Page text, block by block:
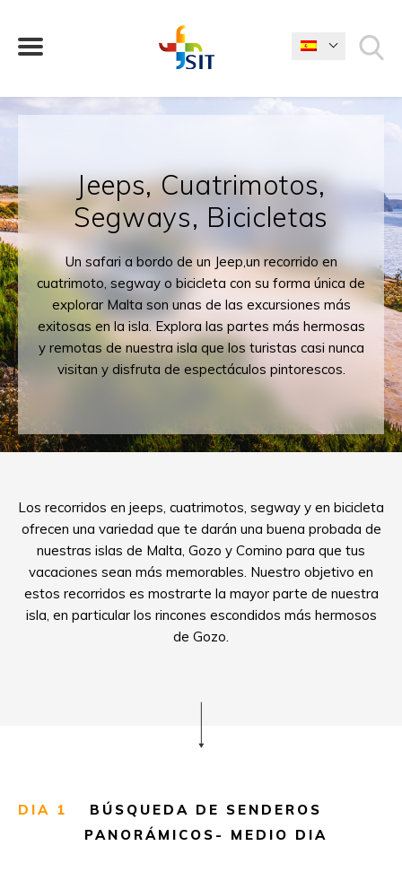
Jeeps, Cuatrimotos,
Segways, Bicicletas
Un safari a bordo de un Jeep,un recorrido en
cuatrimoto, segway o bicicleta con su forma única de
explorar Malta son unas de las excursiones más
exitosas en la isla. Explora las partes más hermosas
y remotas de nuestra isla que los turistas casi nunca
visitan y disfruta de espectáculos pintorescos.
Los recorridos en jeeps, cuatrimotos, segway y en bicicleta
ofrecen una variedad que te darán una buena probada de
nuestras islas de Malta, Gozo y Comino para que tus
vacaciones sean más memorables. Nuestro objetivo en
estos recorridos es mostrarte la mayor parte de nuestra
isla, en particular los rincones escondidos más hermosos
de Gozo.
DIA 1
BÚSQUEDA DE SENDEROS
PANORÁMICOS- MEDIO DIA